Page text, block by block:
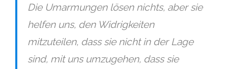
Die Umarmungen lösen nichts, aber sie
helfen uns, den Widrigkeiten
mitzuteilen, dass sie nicht in der Lage
sind, mit uns umzugehen, dass sie